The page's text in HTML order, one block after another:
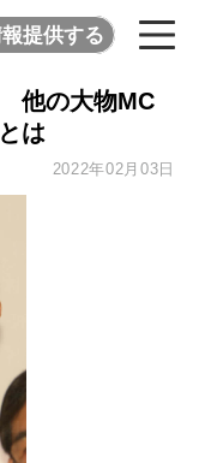
提供する
他の大物MC
は
2022年02月03日